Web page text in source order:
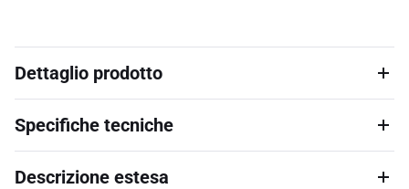
Dettaglio prodotto
Specifiche tecniche
Descrizione estesa